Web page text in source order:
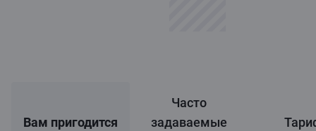
Вам пригодится
Часто
задаваемые